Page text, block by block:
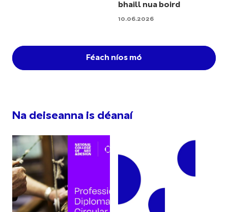
bhaill nua boird
10.06.2026
Féach níos mó
Na deiseanna is déanaí